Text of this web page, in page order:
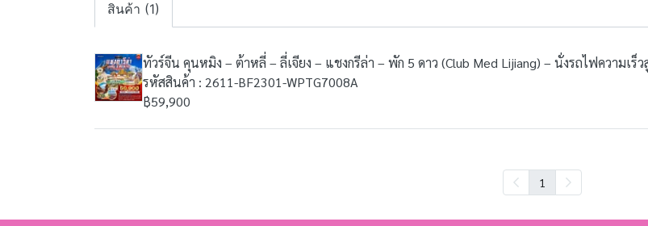
สินค้า (1)
ทัวร์จีน คุนหมิง – ต้าหลี่ – ลี่เจียง – แชงกรีล่า – พัก 5 ดาว (Club Med Lijiang) – นั่งรถไฟความเร็
รหัสสินค้า : 2611-BF2301-WPTG7008A
฿59,900
1